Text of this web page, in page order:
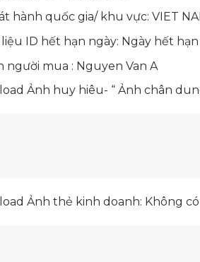
hành quốc gia/ khu vực: VIET
liệu ID hết hạn ngày: Ngày hết
người mua : Nguyen Van A
Ảnh huy hiêu- “ Ảnh chân
Ảnh thẻ kinh doanh: Không